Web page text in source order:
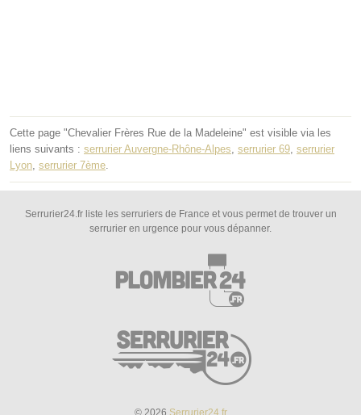
Cette page "Chevalier Frères Rue de la Madeleine" est visible via les
liens suivants : serrurier Auvergne-Rhône-Alpes, serrurier 69, serrurier
Lyon, serrurier 7ème.
Serrurier24.fr liste les serruriers de France et vous permet de trouver un
serrurier en urgence pour vous dépanner.